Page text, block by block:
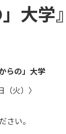
大学』
らの」大学
火）〉
い。